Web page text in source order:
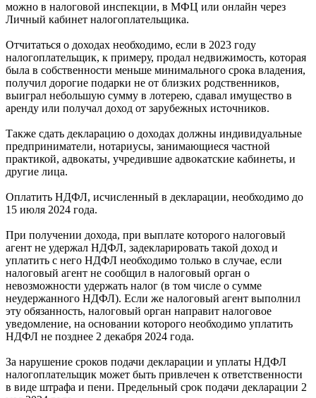
можно в налоговой инспекции, в МФЦ или онлайн через
Личный кабинет налогоплательщика.
Отчитаться о доходах необходимо, если в 2023 году
налогоплательщик, к примеру, продал недвижимость, которая
была в собственности меньше минимального срока владения,
получил дорогие подарки не от близких родственников,
выиграл небольшую сумму в лотерею, сдавал имущество в
аренду или получал доход от зарубежных источников.
Также сдать декларацию о доходах должны индивидуальные
предприниматели, нотариусы, занимающиеся частной
практикой, адвокаты, учредившие адвокатские кабинеты, и
другие лица.
Оплатить НДФЛ, исчисленный в декларации, необходимо до
15 июля 2024 года.
При получении дохода, при выплате которого налоговый
агент не удержал НДФЛ, задекларировать такой доход и
уплатить с него НДФЛ необходимо только в случае, если
налоговый агент не сообщил в налоговый орган о
невозможности удержать налог (в том числе о сумме
неудержанного НДФЛ). Если же налоговый агент выполнил
эту обязанность, налоговый орган направит налоговое
уведомление, на основании которого необходимо уплатить
НДФЛ не позднее 2 декабря 2024 года.
За нарушение сроков подачи декларации и уплаты НДФЛ
налогоплательщик может быть привлечен к ответственности
в виде штрафа и пени. Предельный срок подачи декларации 2